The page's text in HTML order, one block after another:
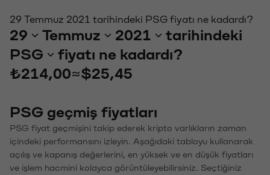
29 Temmuz 2021 tarihindeki PSG fiyatı ne kadardı?
29 Temmuz 2021
tarihindeki
PSG
fiyatı ne kadardı?
₺214,00≈$25,45
PSG geçmiş fiyatları
PSG fiyat geçmişini takip ederek kripto varlıkların zaman
içindeki performansını izleyin. Aşağıdaki tabloyu kullanarak
açılış ve kapanış değerlerini, en yüksek ve en düşük fiyatları
ve işlem hacmini kolayca görüntüleyebilirsiniz. Seçtiğiniz